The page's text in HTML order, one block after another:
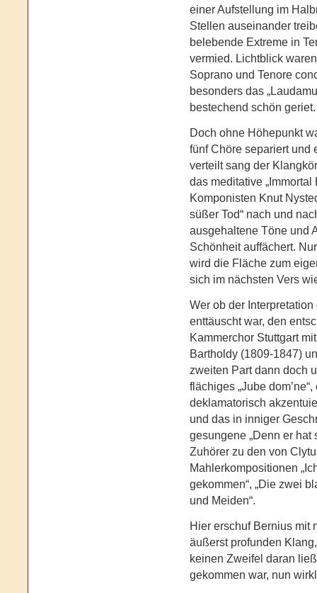
einer Aufstellung im
Stellen auseinander
belebende Extreme in
vermied. Lichtblick
Soprano und Tenore
besonders das
bestechend schön geriet.
Doch ohne Höhepunkt
fünf Chöre separiert und
verteilt sang der
das meditative
Komponisten Knut
süßer Tod“ nach und
ausgehaltene Töne und
Schönheit auffächert.
wird die Fläche zum
sich im nächsten Vers
Wer ob der
enttäuscht war, den
Kammerchor Stuttgart
Bartholdy (1809-1847)
zweiten Part dann doch
flächiges „Jube
deklamatorisch
und das in inniger
gesungene „Denn er hat
Zuhörer zu den von
Mahlerkompositionen
gekommen“, „Die zwei
und Meiden“.
Hier erschuf Bernius mit
äußerst profunden
keinen Zweifel daran
gekommen war, nun